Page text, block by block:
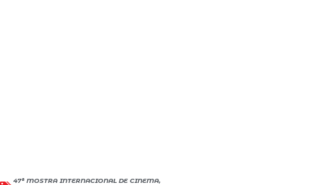
47ª MOSTRA INTERNACIONAL DE CINEMA,